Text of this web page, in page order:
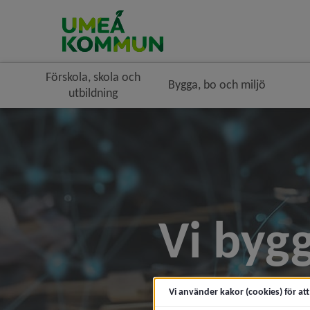
Förskola, skola och
utbildning
Bygga, bo och miljö
Vi
Vi använder kakor (cookies) för